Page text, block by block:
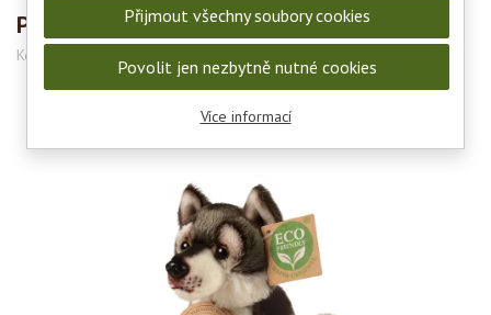
Plyšový vlk - 15 cm
Kód:
Přijmout všechny soubory cookies
Povolit jen nezbytně nutné cookies
Více informací